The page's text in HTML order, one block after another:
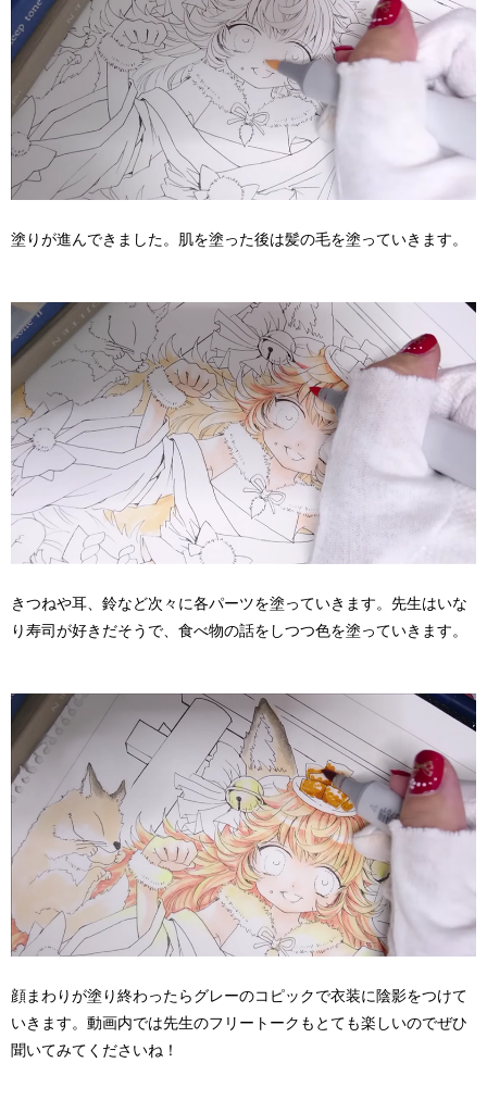
塗りが進んできました。肌を塗った後は髪の毛を塗っていきます。
きつねや耳、鈴など次々に各パーツを塗っていきます。先生はいな
り寿司が好きだそうで、食べ物の話をしつつ色を塗っていきます。
顔まわりが塗り終わったらグレーのコピックで衣装に陰影をつけて
いきます。動画内では先生のフリートークもとても楽しいのでぜひ
聞いてみてくださいね！